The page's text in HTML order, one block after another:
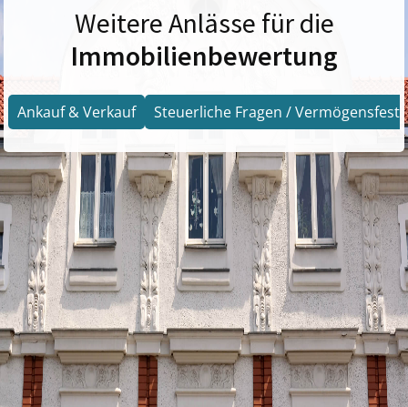
Weitere Anlässe für die
Immobilienbewertung
Ankauf & Verkauf Steuerliche Fragen /